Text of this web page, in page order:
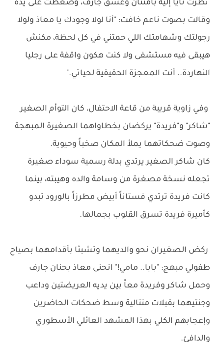
نظرت نايا إليه بامتنان وعشق جارف، وضغطت على يده
وقالت بصوت ناعم خافت: "أنا لولا وجودك يا معاذ ولولا
رجولتك وشهامتك اللي حمتني في كل لحظة، مكنش
هيبقى فيه مستشفى ولا كنت هكون واقفة على رجليا
النهاردة.. أنت المعجزة الحقيقية لحياتي."
وفي زاوية قريبة من قاعة الاحتفال، كان التوأم الصغير
"شاكر" و"فريدة" يركضان بخطاواهما الصغيرة المبهجة
وصوت ضحكاتهما يملأ المكان صخباً وحيوية.
كان شاكر الصغير يرتدي بدلة رسمية سوداء صغيرة
تجعله نسخة مصغرة من وسامة والده وهيبته، بينما
كانت فريدة ترتدي فستاناً أبيض مطرزاً بالورود تبدو
كأميرة فريدة تسرق القلوب بجمالها.
ركض الصغيران نحو والديهما وتشبثا بأقدامهما بصياح
طفولي مبهج: "بابا.. مامي!" انحنى معاذ بحنان جارف
وحمل شاكر وفريدة معاً بين يديه العريضتين وداعب
وجنتيهما بقبلات متتالية وسط ضحكات الحاضرين
وإعجابهم الكلي بهذا المشهد العائلي الأسطوري
والدافئ.